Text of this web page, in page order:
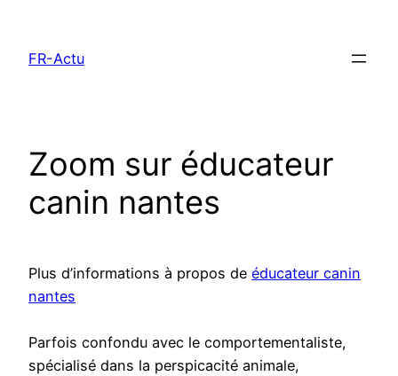
contenu
FR-Actu
Zoom sur éducateur
canin nantes
Plus d’informations à propos de éducateur canin
nantes
Parfois confondu avec le comportementaliste,
spécialisé dans la perspicacité animale,